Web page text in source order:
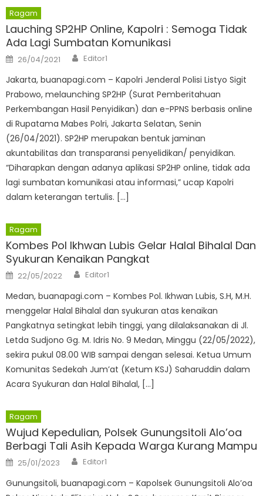
Ragam
Lauching SP2HP Online, Kapolri : Semoga Tidak
Ada Lagi Sumbatan Komunikasi
Posted
on
26/04/2021 Author
Editor1
Jakarta, buanapagi.com – Kapolri Jenderal Polisi Listyo Sigit
Prabowo, melaunching SP2HP (Surat Pemberitahuan
Perkembangan Hasil Penyidikan) dan e-PPNS berbasis online
di Rupatama Mabes Polri, Jakarta Selatan, Senin
(26/04/2021). SP2HP merupakan bentuk jaminan
akuntabilitas dan transparansi penyelidikan/ penyidikan.
“Diharapkan dengan adanya aplikasi SP2HP online, tidak ada
lagi sumbatan komunikasi atau informasi,” ucap Kapolri
dalam keterangan tertulis. […]
Ragam
Kombes Pol Ikhwan Lubis Gelar Halal Bihalal Dan
Syukuran Kenaikan Pangkat
Posted
on
22/05/2022 Author
Editor1
Medan, buanapagi.com – Kombes Pol. Ikhwan Lubis, S.H, M.H.
menggelar Halal Bihalal dan syukuran atas kenaikan
Pangkatnya setingkat lebih tinggi, yang dilalaksanakan di Jl.
Letda Sudjono Gg. M. Idris No. 9 Medan, Minggu (22/05/2022),
sekira pukul 08.00 WIB sampai dengan selesai. Ketua Umum
Komunitas Sedekah Jum’at (Ketum KSJ) Saharuddin dalam
Acara Syukuran dan Halal Bihalal, […]
Ragam
Wujud Kepedulian, Polsek Gunungsitoli Alo’oa
Berbagi Tali Asih Kepada Warga Kurang Mampu
Posted
on
25/01/2023 Author
Editor1
Gunungsitoli, buanapagi.com – Kapolsek Gunungsitoli Alo’oa